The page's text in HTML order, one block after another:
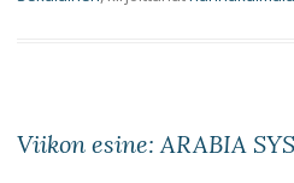
Viikon esine: ARABIA